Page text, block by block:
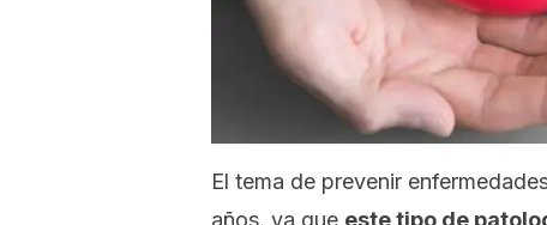
El tema de prevenir
años, ya que este tipo de